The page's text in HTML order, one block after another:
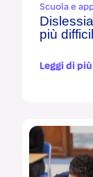
Scuola e
più
Leggi di più